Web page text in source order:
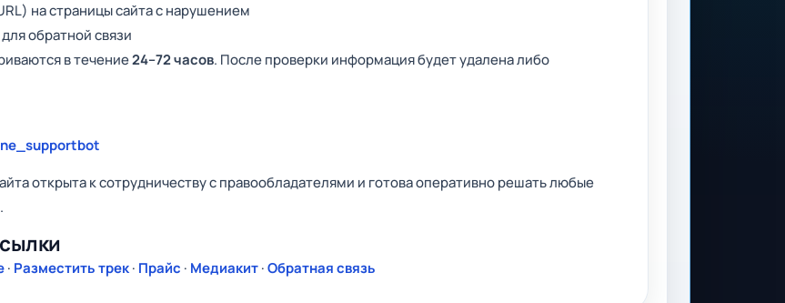
на страницы сайта с нарушением
обратной связи
в течение24–72 часов. После проверки информация будет удалена либо
открыта к сотрудничеству с правообладателями и готова оперативно решать любые
· Разместить трек· Прайс · Медиакит·Обратная связь